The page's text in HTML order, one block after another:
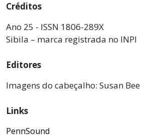
Créditos
Ano 25 - ISSN 1806-289X
Sibila – marca registrada no INPI
Editores
Imagens do cabeçalho: Susan Bee
Links
PennSound